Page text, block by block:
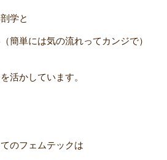
学と
簡単には気の流れってカンジで）
活かしています。
のフェムテックは